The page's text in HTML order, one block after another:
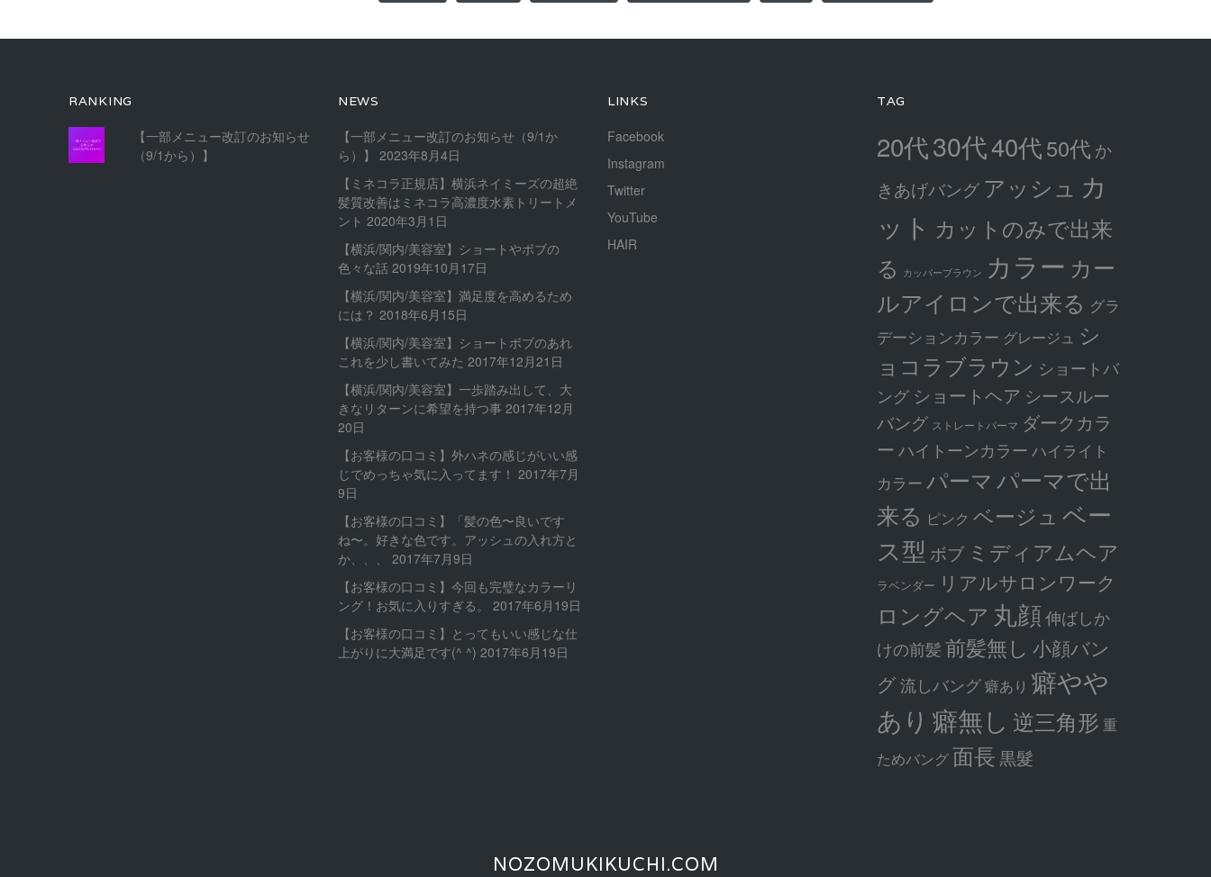
RANKING
【一部メニュー改訂のお知らせ
（9/1から）】
NEWS
【一部メニュー改訂のお知らせ（9/1か
ら）】
2023年8月4日
【ミネコラ正規店】横浜ネイミーズの超絶
髪質改善はミネコラ高濃度水素トリートメ
ント 2020年3月1日
【横浜/関内/美容室】ショートやボブの
色々な話 2019年10月17日
【横浜/関内/美容室】満足度を高めるため
には？ 2018年6月15日
【横浜/関内/美容室】ショートボブのあれ
これを少し書いてみた 2017年12月21日
【横浜/関内/美容室】一歩踏み出して、大
きなリターンに希望を持つ事 2017年12月
20日
【お客様の口コミ】外ハネの感じがいい感
じでめっちゃ気に入ってます！ 2017年7月
9日
【お客様の口コミ】「髪の色〜良いです
ね〜。好きな色です。アッシュの入れ方と
か、、、
2017年7月9日
【お客様の口コミ】今回も完璧なカラーリ
ング！お気に入りすぎる。
2017年6月19日
【お客様の口コミ】とってもいい感じな仕
上がりに大満足です(^ ^) 2017年6月19日
LINKS
Facebook
Instagram
Twitter
YouTube
HAIR
TAG
20代30代40代50代 か
きあげバング アッシュ カ
ット カットのみで出来
る カッパーブラウン カラー カー
ルアイロンで出来る グラ
デーションカラー グレージュ シ
ョコラブラウン ショートバ
ング ショートヘア シースルー
バング ストレートパーマ ダークカラ
ー ハイトーンカラー ハイライト
カラー パーマ パーマで出
来る ピンク ベージュ ベー
ス型 ボブ ミディアムヘア
ラベンダー リアルサロンワーク
ロングヘア 丸顔伸ばしか
けの前髪前髪無し 小顔バン
グ流しバング癖あり 癖やや
あり 癖無し 逆三角形 重
ためバング面長黒髮
NOZOMUKIKUCHI.COM